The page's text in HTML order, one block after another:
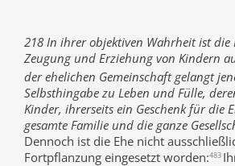
218 In ihrer objektiven Wahrheit ist die
Zeugung und Erziehung von Kindern
der ehelichen Gemeinschaft gelangt
Selbsthingabe zu Leben und Fülle,
Kinder, ihrerseits ein Geschenk für die
gesamte Familie und die ganze
Dennoch ist die Ehe nicht
Fortpflanzung eingesetzt worden:483